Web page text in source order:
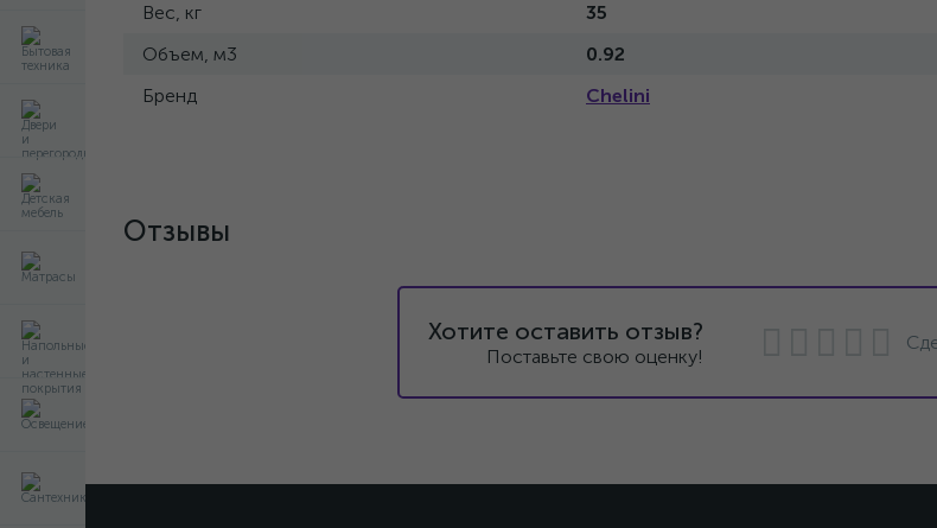
Вес, кг
35
Объем, м3
0.92
Бренд
Chelini
Отзывы
Хотите оставить отзыв?
Поставьте свою оценку!